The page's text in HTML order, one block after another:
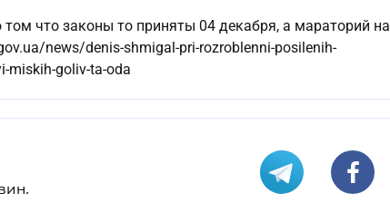
что законы то приняты 04 декабря, а мараторий на
news/denis-shmigal-pri-rozroblenni-posilenih-
miskih-goliv-ta-oda